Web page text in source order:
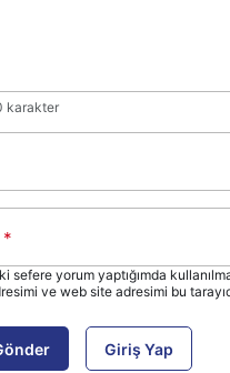
karakter
*
sefere yorum yaptığımda
ve web site adresimi bu
Giriş Yap